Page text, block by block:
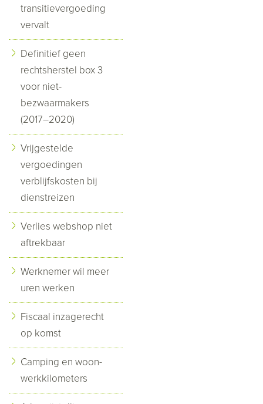
transitievergoeding
vervalt
Definitief geen
rechtsherstel box 3
voor niet-
bezwaarmakers
(2017–2020)
Vrijgestelde
vergoedingen
verblijfskosten bij
dienstreizen
Verlies webshop niet
aftrekbaar
Werknemer wil meer
uren werken
Fiscaal inzagerecht
op komst
Camping en woon-
werkkilometers